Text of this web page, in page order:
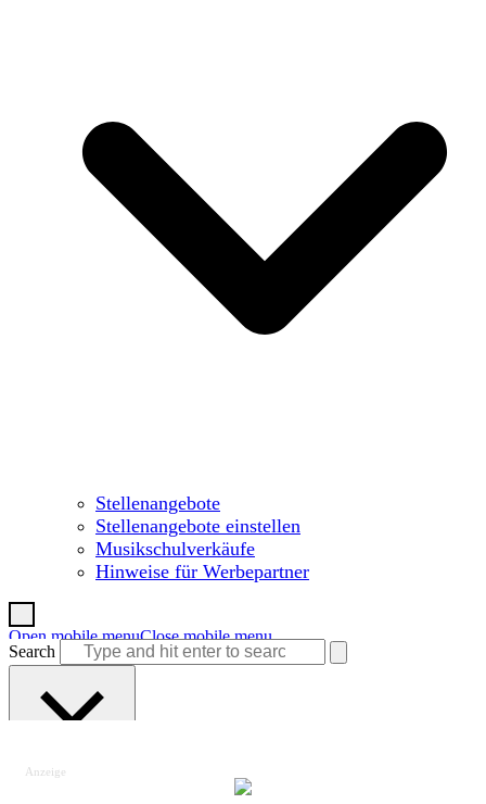
Stellenangebote
Stellenangebote einstellen
Musikschulverkäufe
Hinweise für Werbepartner
Open mobile menuClose mobile menu
Warenkorb
Search
Anzeige